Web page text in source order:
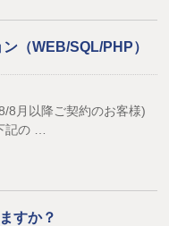
（WEB/SQL/PHP）
8月以降ご契約のお客様)
記の …
すか？